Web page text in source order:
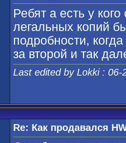
Ребят а есть у
легальных копий
подробности,
за второй и так
Last edited by Lokki :
Re: Как продавался